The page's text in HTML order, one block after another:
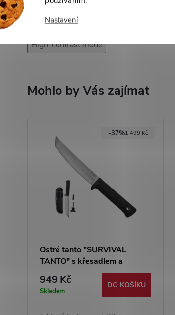
Nastavení
bojových umění nebo jen tak jako dekorace
High-contrast mode
Mohlo by Vás zajímat
1 499 Kč
-37%
Ostré tanto "SURVIVAL
TANTO" s křesadlem a
svítilnou
949 Kč
Skladem
DO KOŠÍKU